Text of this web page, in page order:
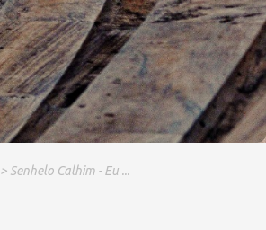
> Senhelo Calhim - Eu ...